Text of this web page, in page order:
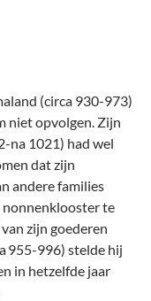
(circa 930-973)
niet opvolgen. Zijn
na 1021) had wel
dat zijn
andere families
nonnenklooster te
zijn goederen
955-996) stelde hij
in hetzelfde jaar